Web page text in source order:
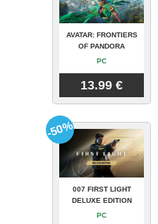
AVATAR: FRONTIERS
OF PANDORA
PC
13.99 €
007 FIRST LIGHT
DELUXE EDITION
PC
-50%